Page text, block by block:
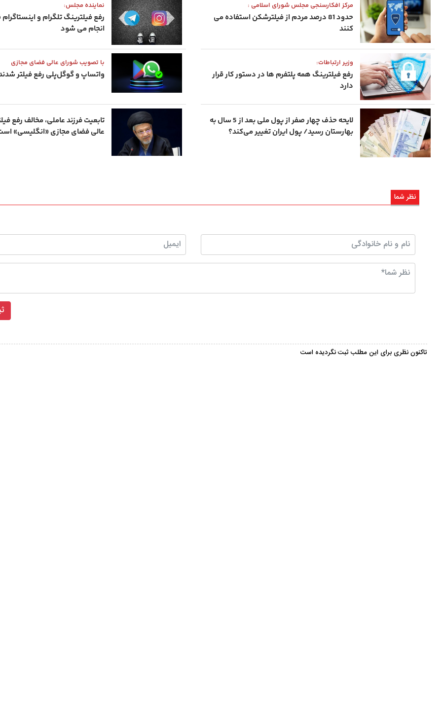
مرکز افکارسنجی مجلس شورای اسلامی :
حدود 81 درصد مردم از فیلترشکن استفاده می
کنند
نماینده مجلس:
انجام می شود
وزیر ارتباطات:
رفع فیلترینگ همه پلتفرم ها در دستور کار قرار
دارد
با تصویب شورای عالی فضای مجازی
واتساپ و گوگل‌پلی رفع فیلتر
لایحه حذف چهار صفر از پول ملی بعد از 5 سال به
بهارستان رسید/ پول ایران تغییر می‌کند؟
تابعیت فرزند عاملی، مخالف رفع
عالی فضای مجازی «انگلیسی»
نظر شما
تاکنون نظری برای این مطلب ثبت نگردیده است